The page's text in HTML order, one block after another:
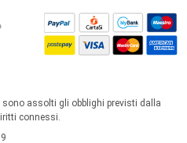
sono assolti gli obblighi previsti dalla
connessi.